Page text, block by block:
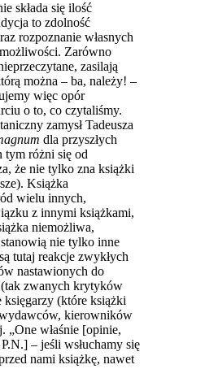
składa się ilość
to zdolność
rozpoznanie własnych
Zarówno
zasilają
można – ba, należy! –
więc opór
o to, co czytaliśmy.
zamysł Tadeusza
dla przyszłych
tym różni się od
że nie tylko zna książki
Książka
wielu innych,
z innymi książkami,
niemożliwa,
nie tylko inne
tutaj reakcje zwykłych
nastawionych do
zwanych krytyków
księgarzy (które książki
kierowników
„One właśnie [opinie,
– jeśli wsłuchamy się
nami książkę, nawet